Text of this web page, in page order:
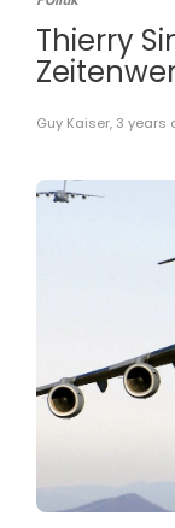
Thierry
Guy Kaiser, 3 years